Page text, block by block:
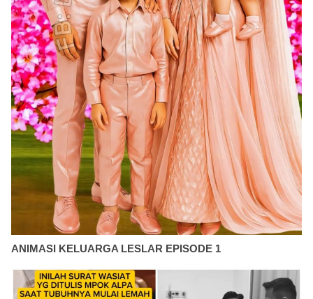
ANIMASI KELUARGA LESLAR EPISODE 1